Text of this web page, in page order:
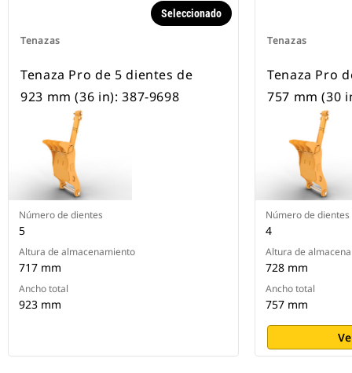
Tenazas
Seleccionado
Tenaza Pro de 5 dientes de
923 mm (36 in): 387-9698
Número de dientes
5
Altura de almacenamiento
717 mm
Ancho total
923 mm
Tenazas
Tenaza Pro
757 mm (30
Número de dientes
4
Altura de
728 mm
Ancho total
757 mm